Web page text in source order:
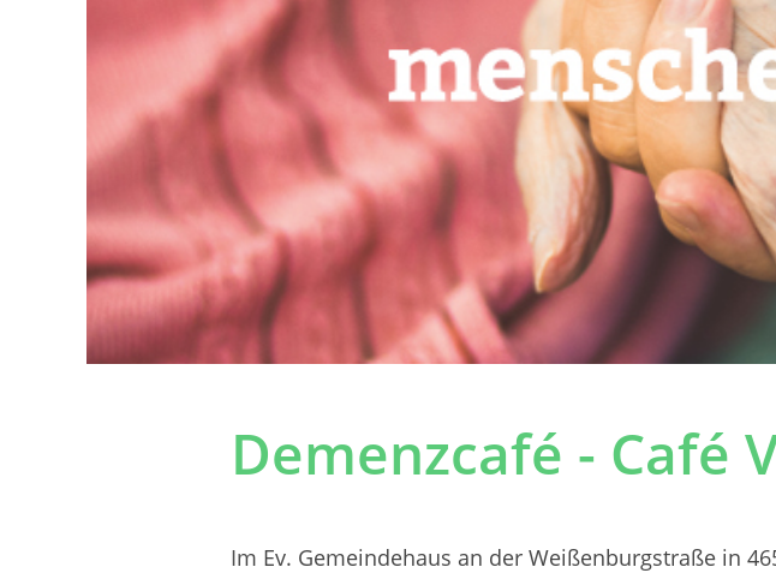
Demenzcafé - Café
Im Ev. Gemeindehaus an der Weißenburgstraße in